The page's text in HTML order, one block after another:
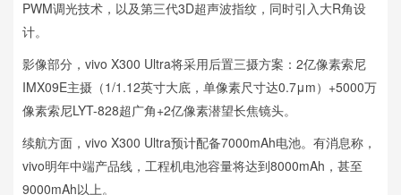
PWM调光技术，以及第三代3D超声波指纹，同时引入大R角设
计。
影像部分，vivo X300 Ultra将采用后置三摄方案：2亿像素索尼
IMX09E主摄（1/1.12英寸大底，单像素尺寸达0.7μm）+5000万
像素索尼LYT-828超广角+2亿像素潜望长焦镜头。
续航方面，vivo X300 Ultra预计配备7000mAh电池。有消息称，
vivo明年中端产品线，工程机电池容量将达到8000mAh，甚至
9000mAh以上。